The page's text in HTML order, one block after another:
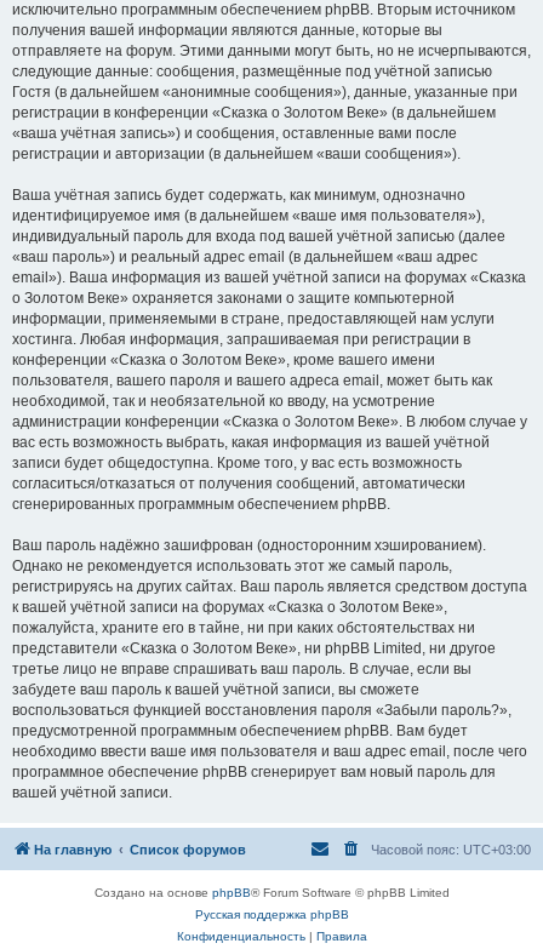
исключительно программным обеспечением phpBB. Вторым источником
получения вашей информации являются данные, которые вы
отправляете на форум. Этими данными могут быть, но не исчерпываются,
следующие данные: сообщения, размещённые под учётной записью
Гостя (в дальнейшем «анонимные сообщения»), данные, указанные при
регистрации в конференции «Сказка о Золотом Веке» (в дальнейшем
«ваша учётная запись») и сообщения, оставленные вами после
регистрации и авторизации (в дальнейшем «ваши сообщения»).
Ваша учётная запись будет содержать, как минимум, однозначно
идентифицируемое имя (в дальнейшем «ваше имя пользователя»),
индивидуальный пароль для входа под вашей учётной записью (далее
«ваш пароль») и реальный адрес email (в дальнейшем «ваш адрес
email»). Ваша информация из вашей учётной записи на форумах «Сказка
о Золотом Веке» охраняется законами о защите компьютерной
информации, применяемыми в стране, предоставляющей нам услуги
хостинга. Любая информация, запрашиваемая при регистрации в
конференции «Сказка о Золотом Веке», кроме вашего имени
пользователя, вашего пароля и вашего адреса email, может быть как
необходимой, так и необязательной ко вводу, на усмотрение
администрации конференции «Сказка о Золотом Веке». В любом случае у
вас есть возможность выбрать, какая информация из вашей учётной
записи будет общедоступна. Кроме того, у вас есть возможность
согласиться/отказаться от получения сообщений, автоматически
сгенерированных программным обеспечением phpBB.
Ваш пароль надёжно зашифрован (односторонним хэшированием).
Однако не рекомендуется использовать этот же самый пароль,
регистрируясь на других сайтах. Ваш пароль является средством доступа
к вашей учётной записи на форумах «Сказка о Золотом Веке»,
пожалуйста, храните его в тайне, ни при каких обстоятельствах ни
представители «Сказка о Золотом Веке», ни phpBB Limited, ни другое
третье лицо не вправе спрашивать ваш пароль. В случае, если вы
забудете ваш пароль к вашей учётной записи, вы сможете
воспользоваться функцией восстановления пароля «Забыли пароль?»,
предусмотренной программным обеспечением phpBB. Вам будет
необходимо ввести ваше имя пользователя и ваш адрес email, после чего
программное обеспечение phpBB сгенерирует вам новый пароль для
вашей учётной записи.
На главную Список форумов Часовой пояс: UTC+03:00
Создано на основе phpBB® Forum Software © phpBB Limited
Русская поддержка phpBB
Конфиденциальность| Правила